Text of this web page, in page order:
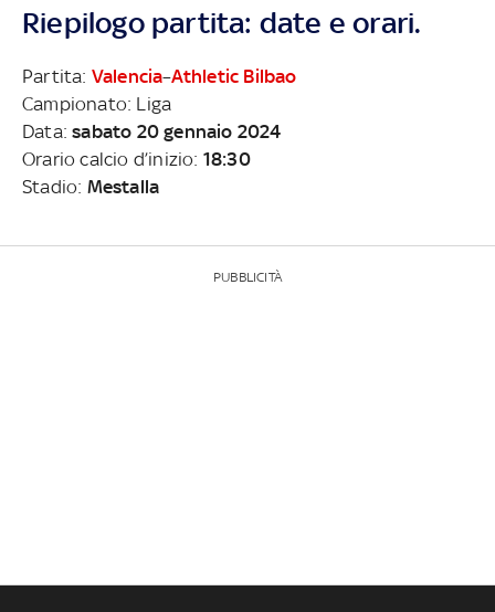
Riepilogo partita: date e orari.
Partita: Valencia–Athletic Bilbao
Campionato: Liga
Data:sabato 20 gennaio 2024
Orario calcio d’inizio: 18:30
Stadio: Mestalla
PUBBLICITÀ